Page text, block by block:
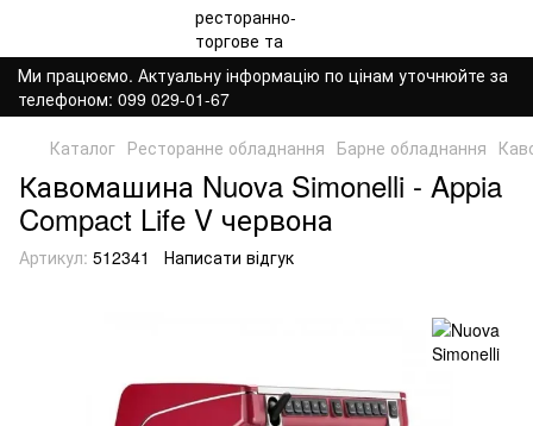
Ми працюємо. Актуальну інформацію по цінам уточнюйте за
телефоном: 099 029-01-67
Каталог Ресторанне обладнання Барне обладнання
Кавомашина Nuova Simonelli - Appia
Compact Life V червона
Артикул: 512341 Написати відгук